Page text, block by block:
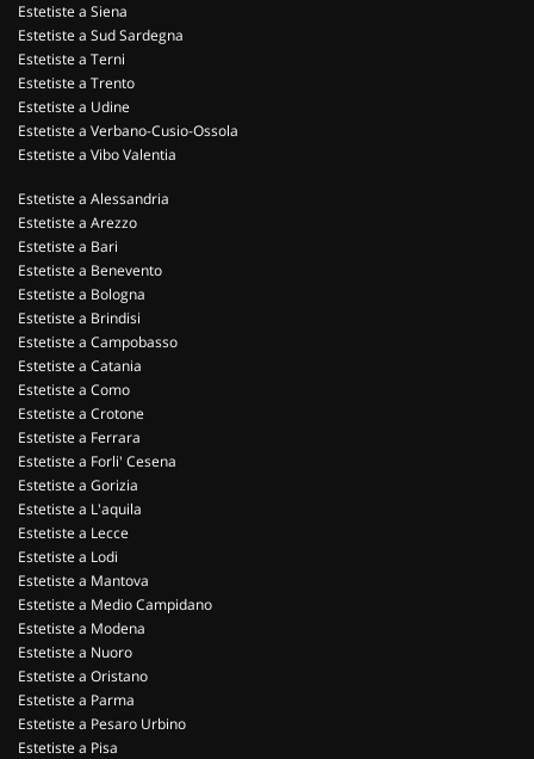
Estetiste a Siena
Estetiste a Sud Sardegna
Estetiste a Terni
Estetiste a Trento
Estetiste a Udine
Estetiste a Verbano-Cusio-Ossola
Estetiste a Vibo Valentia
Estetiste a Alessandria
Estetiste a Arezzo
Estetiste a Bari
Estetiste a Benevento
Estetiste a Bologna
Estetiste a Brindisi
Estetiste a Campobasso
Estetiste a Catania
Estetiste a Como
Estetiste a Crotone
Estetiste a Ferrara
Estetiste a Forli' Cesena
Estetiste a Gorizia
Estetiste a L'aquila
Estetiste a Lecce
Estetiste a Lodi
Estetiste a Mantova
Estetiste a Medio Campidano
Estetiste a Modena
Estetiste a Nuoro
Estetiste a Oristano
Estetiste a Parma
Estetiste a Pesaro Urbino
Estetiste a Pisa